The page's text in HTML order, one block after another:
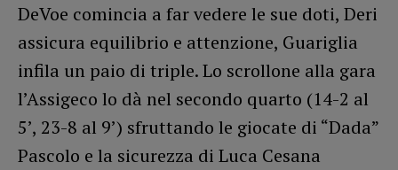
DeVoe comincia a far vedere le sue doti, Deri
assicura equilibrio e attenzione, Guariglia
infila un paio di triple. Lo scrollone alla gara
l’Assigeco lo dà nel secondo quarto (14-2 al
5’, 23-8 al 9’) sfruttando le giocate di “Dada”
Pascolo e la sicurezza di Luca Cesana